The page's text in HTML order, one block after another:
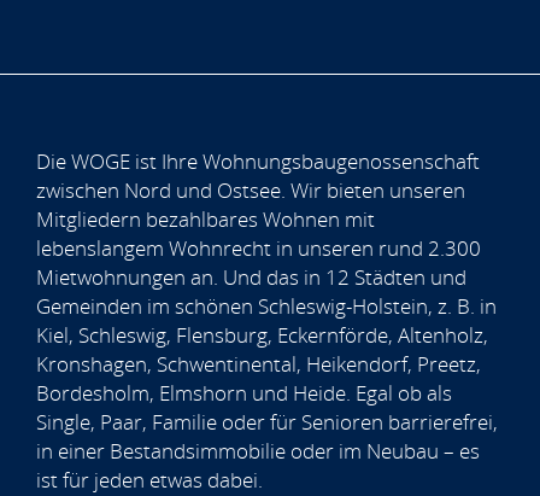
Die WOGE ist Ihre Wohnungsbaugenossenschaft
zwischen Nord und Ostsee. Wir bieten unseren
Mitgliedern bezahlbares Wohnen mit
lebenslangem Wohnrecht in unseren rund 2.300
Mietwohnungen an. Und das in 12 Städten und
Gemeinden im schönen Schleswig-Holstein, z. B. in
Kiel, Schleswig, Flensburg, Eckernförde, Altenholz,
Kronshagen, Schwentinental, Heikendorf, Preetz,
Bordesholm, Elmshorn und Heide. Egal ob als
Single, Paar, Familie oder für Senioren barrierefrei,
in einer Bestandsimmobilie oder im Neubau – es
ist für jeden etwas dabei.